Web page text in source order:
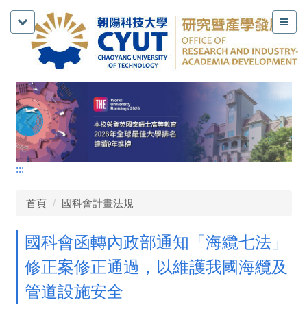
:::
首頁 國科會計畫法規
國科會函轉內政部通知「海纜七法」
修正案修正通過，以維護我國海纜及
管道設施安全